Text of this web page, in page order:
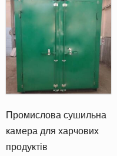
Промислова сушильна
камера для харчових
продуктів